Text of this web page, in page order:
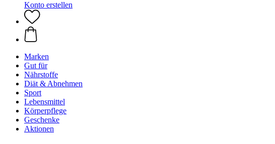
Konto erstellen
Marken
Gut für
Nährstoffe
Diät & Abnehmen
Sport
Lebensmittel
Körperpflege
Geschenke
Aktionen